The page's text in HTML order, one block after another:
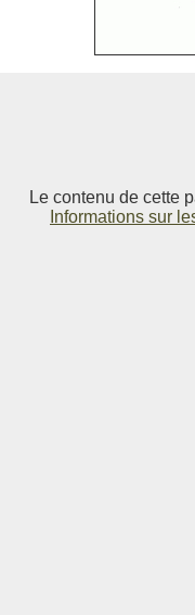
Le contenu de cette
Informations sur